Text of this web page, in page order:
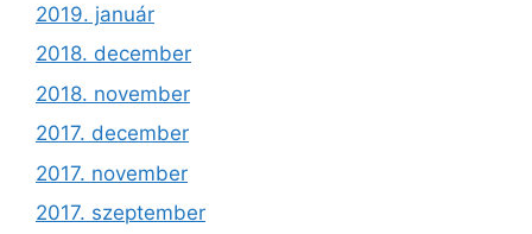
2019. január
2018. december
2018. november
2017. december
2017. november
2017. szeptember